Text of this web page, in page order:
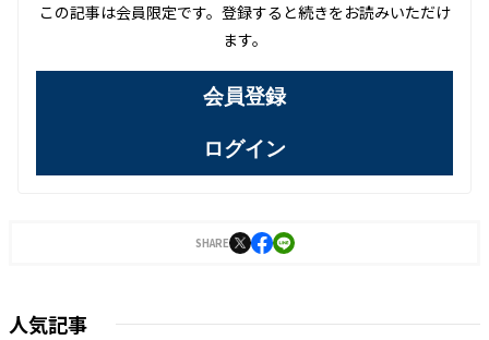
この記事は会員限定です。登録すると続きをお読みいただけ
ます。
会員登録
ログイン
SHARE
人気記事